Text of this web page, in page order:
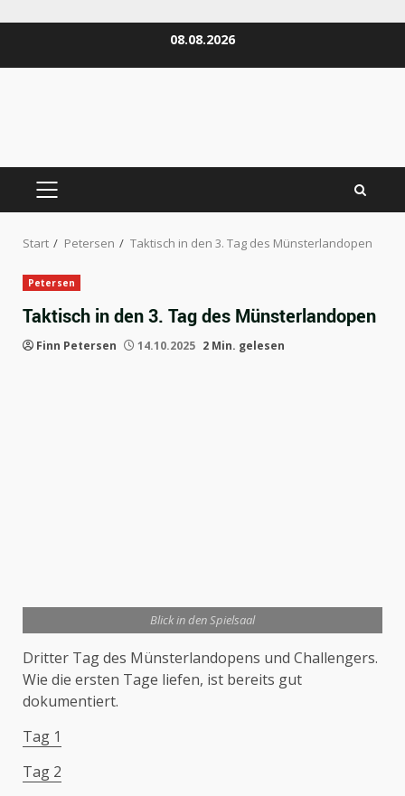
08.08.2026
PRIMÄRES
Start Petersen Taktisch in den 3. Tag des Münsterlandopen
Petersen
Taktisch in den 3. Tag des Münsterlandopen
Finn Petersen 14.10.2025 2 Min. gelesen
Blick in den Spielsaal
Dritter Tag des Münsterlandopens und Challengers.
Wie die ersten Tage liefen, ist bereits gut
dokumentiert.
Tag 1
Tag 2